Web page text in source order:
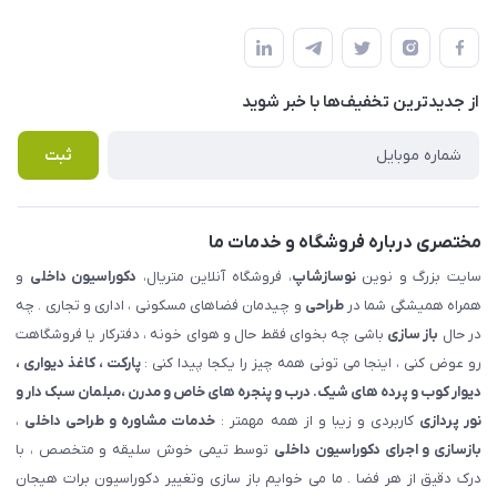
املاک مدنی - نوساز شاپ
لیست محصولات
درباره ما
قوانین و مقررات
حریم خصوصی
راهنما
پرسش های متداول
از جدید‌ترین تخفیف‌ها با‌ خبر شوید
ثبت
مختصری درباره فروشگاه و خدمات ما
سایت بزرگ و نویننوسازشاپ، فروشگاه آنلاین متریال، دکوراسیون داخلی و
همراه همیشگی شما درطراحی و چیدمان فضاهای مسکونی ، اداری و تجاری . چه
در حال باز سازی باشی چه بخوای فقط حال و هوای خونه ، دفترکار یا فروشگاهت
رو عوض کنی ، اینجا می تونی همه چیز را یکجا پیدا کنی :پارکت ، کاغذ دیواری ،
دیوار کوب و پرده های شیک. درب و پنجره های خاص و مدرن ،مبلمان سبک دار و
نور پردازی کاربردی و زیبا و از همه مهمتر : خدمات مشاوره و طراحی داخلی ،
بازسازی و اجرای دکوراسیون داخلی توسط تیمی خوش سلیقه و متخصص ، با
درک دقیق از هر فضا . ما می خوایم باز سازی وتغییر دکوراسیون برات هیجان